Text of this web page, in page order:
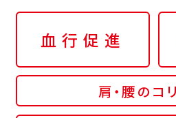
血行促進
肩・腰のコ